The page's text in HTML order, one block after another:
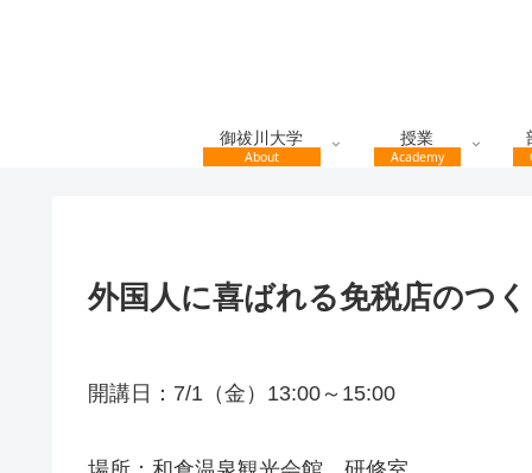
御祓川大学
About
授業
Academy
外国人に喜ばれる免税店のつ
開講日：7/1（金）13:00～15:00